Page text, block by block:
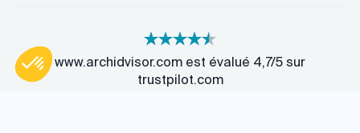
www.archidvisor.com est évalué 4,7/5 sur
trustpilot.com